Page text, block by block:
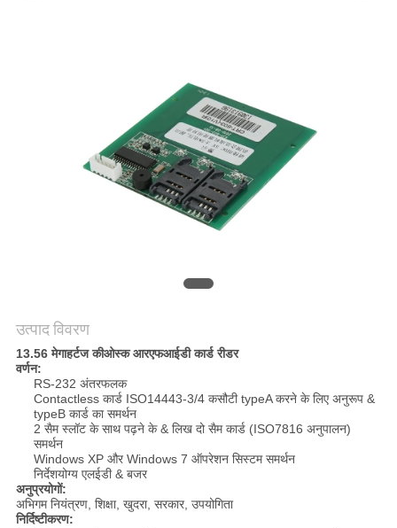
POLICY
उत्पाद विवरण
13.56 मेगाहर्टज कीओस्क आरएफआईडी कार्ड रीडर
वर्णन:
RS-232 अंतरफलक
Contactless कार्ड ISO14443-3/4 कसौटी typeA करने के लिए अनुरूप &
typeB कार्ड का समर्थन
2 सैम स्लॉट के साथ पढ़ने के & लिख दो सैम कार्ड (ISO7816 अनुपालन)
समर्थन
Windows XP और Windows 7 ऑपरेशन सिस्टम समर्थन
निर्देशयोग्य एलईडी & बजर
अनुप्रयोगों:
अभिगम नियंत्रण, शिक्षा, खुदरा, सरकार, उपयोगिता
निर्दिष्टीकरण: